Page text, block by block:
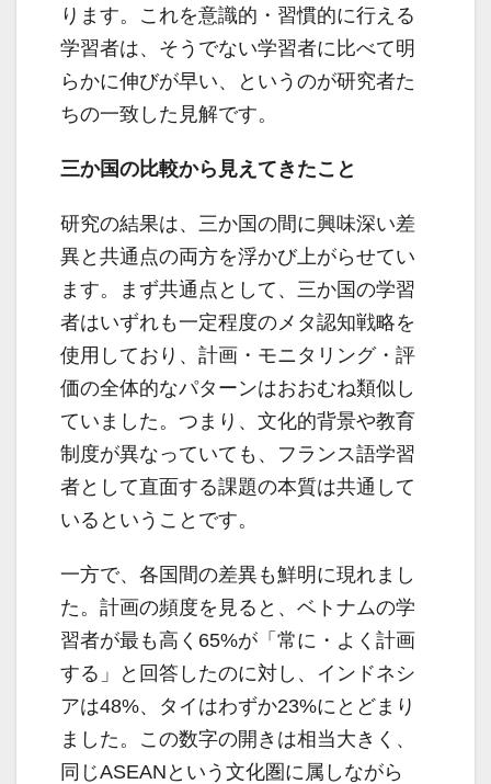
ります。これを意識的・習慣的に行える
学習者は、そうでない学習者に比べて明
らかに伸びが早い、というのが研究者た
ちの一致した見解です。
三か国の比較から見えてきたこと
研究の結果は、三か国の間に興味深い差
異と共通点の両方を浮かび上がらせてい
ます。まず共通点として、三か国の学習
者はいずれも一定程度のメタ認知戦略を
使用しており、計画・モニタリング・評
価の全体的なパターンはおおむね類似し
ていました。つまり、文化的背景や教育
制度が異なっていても、フランス語学習
者として直面する課題の本質は共通して
いるということです。
一方で、各国間の差異も鮮明に現れまし
た。計画の頻度を見ると、ベトナムの学
習者が最も高く65%が「常に・よく計画
する」と回答したのに対し、インドネシ
アは48%、タイはわずか23%にとどまり
ました。この数字の開きは相当大きく、
同じASEANという文化圏に属しながら